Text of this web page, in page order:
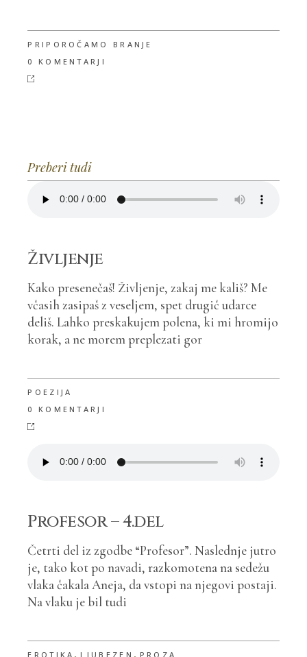
PRIPOROČAMO BRANJE
0 KOMENTARJI
Preberi tudi
Življenje
Kako presenečaš! Življenje, zakaj me kališ? Me
včasih zasipaš z veseljem, spet drugič udarce
deliš. Lahko preskakujem polena, ki mi hromijo
korak, a ne morem preplezati gor
POEZIJA
0 KOMENTARJI
Profesor – 4.del
Četrti del iz zgodbe “Profesor”. Naslednje jutro
je, tako kot po navadi, razkomotena na sedežu
vlaka čakala Aneja, da vstopi na njegovi postaji.
Na vlaku je bil tudi
EROTIKA ,LJUBEZEN , PROZA